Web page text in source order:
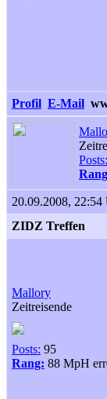
Profil E-Mail
Posts:
20.09.2008, 22:54
ZIDZ Treffen
Mallory
Zeitreisende
Posts: 95
Rang: 88 MpH